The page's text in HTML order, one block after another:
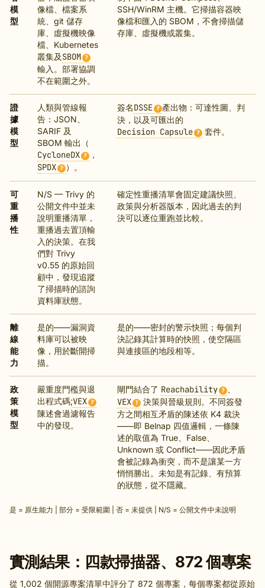
模
型
像檔、檔案系
統、git 儲存
庫、虛擬機映像
檔、Kubernetes
叢集及SBOM ?
輸入。部署協調
不在範圍之外。
SSH/WinRM 主機。它掃描容器映
像檔和匯入的 SBOM，不會掃描儲
存庫、虛擬機或叢集。
證
據
模
型
人類與管線報
告：JSON、
SARIF 及
SBOM 輸出（
CycloneDX ? ，
SPDX ? ）。
簽名DSSE ? 產出物：可達性圖、判
決，以及可匯出的
Decision Capsule ? 套件。
可
重
播
性
N/S — Trivy 的
公開文件中並未
說明重播清單，
重播過去置頂輸
入的決策。在我
們對 Trivy
v0.55 的原始回
顧中，發現追蹤
了掃描時的諮詢
資料庫狀態。
確定性重播清單會固定建議快照、
政策與分析器版本，因此過去的判
決可以逐位重跑並比較。
離
線
能
力
是的——漏洞資
料庫可以被映
像，用於斷開掃
描。
是的——密封的警示快照；每個判
決記錄其計算時的快照，使空隔區
與連接區的地段相等。
政
策
模
型
嚴重度門檻與退
出程式碼;VEX ?
陳述會過濾報告
中的發現。
閘門結合了 Reachability ?
VEX ?
決策與晉級規則。不同簽發
方之間相互矛盾的陳述依 K4 裁決
——即 Belnap 四值邏輯，一條陳
述的取值為 True、False、
Unknown 或 Conflict——因此矛盾
會被記錄為衝突，而不是讓某一方
悄悄勝出。未知是有記錄、有預算
的狀態，從不隱藏。
是 = 原生能力 | 部分 = 受限範圍 | 否 = 未提供 | N/S = 公開文件中未說明
實測結果：四款掃描器、872 個專案
從 1,002 個開源專案清單中評分了 872 個專案，每個專案都從原始